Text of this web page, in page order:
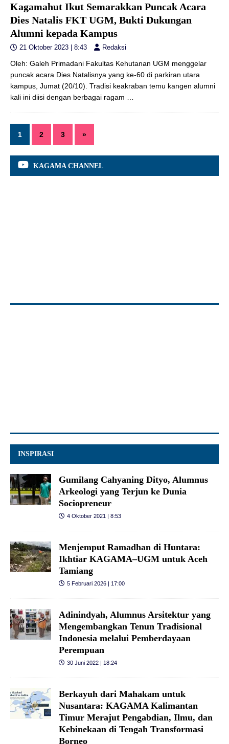
Kagamahut Ikut Semarakkan Puncak Acara
Dies Natalis FKT UGM, Bukti Dukungan
Alumni kepada Kampus
21 Oktober 2023 | 8:43 Redaksi
Oleh: Galeh Primadani Fakultas Kehutanan UGM menggelar
puncak acara Dies Natalisnya yang ke-60 di parkiran utara
kampus, Jumat (20/10). Tradisi keakraban temu kangen alumni
kali ini diisi dengan berbagai ragam
1 2 3 »
KAGAMA CHANNEL
INSPIRASI
Gumilang Cahyaning Dityo, Alumnus
Arkeologi yang Terjun ke Dunia
Sociopreneur
4 Oktober 2021 | 8:53
Menjemput Ramadhan di Huntara:
Ikhtiar KAGAMA–UGM untuk Aceh
Tamiang
5 Februari 2026 | 17:00
Adinindyah, Alumnus Arsitektur yang
Mengembangkan Tenun Tradisional
Indonesia melalui Pemberdayaan
Perempuan
30 Juni 2022 | 18:24
Berkayuh dari Mahakam untuk
Nusantara: KAGAMA Kalimantan
Timur Merajut Pengabdian, Ilmu, dan
Kebinekaan di Tengah Transformasi
Borneo